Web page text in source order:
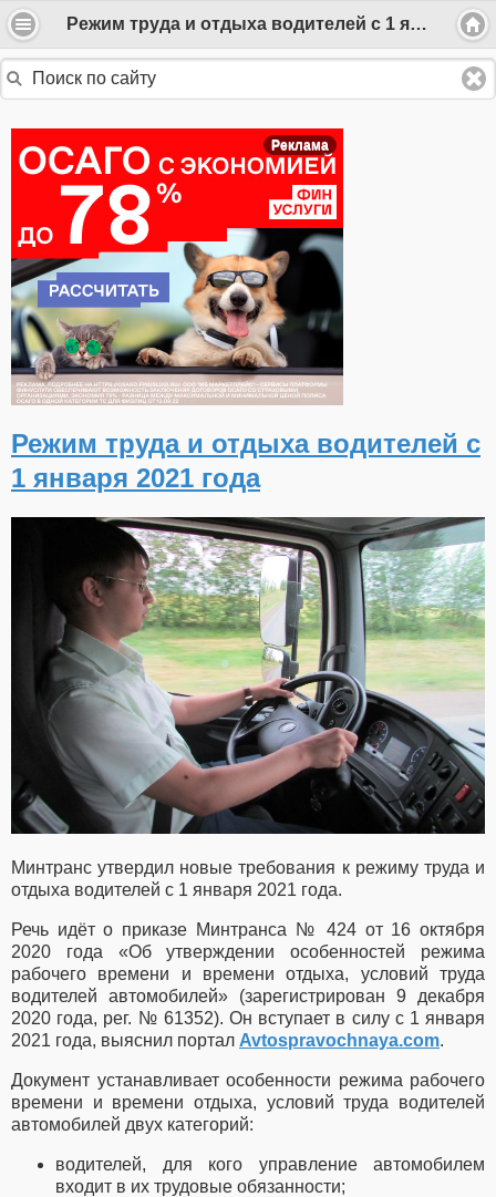
Режим труда и отдыха водителей с 1 января 2021 года
Реклама
Режим труда и отдыха водителей с
1 января 2021 года
Минтранс утвердил новые требования к режиму труда и
отдыха водителей с 1 января 2021 года.
Речь идёт о приказе Минтранса № 424 от 16 октября
2020 года «Об утверждении особенностей режима
рабочего времени и времени отдыха, условий труда
водителей автомобилей» (зарегистрирован 9 декабря
2020 года, рег. № 61352). Он вступает в силу с 1 января
2021 года, выяснил портал Avtospravochnaya.com.
Документ устанавливает особенности режима рабочего
времени и времени отдыха, условий труда водителей
автомобилей двух категорий:
водителей, для кого управление автомобилем
входит в их трудовые обязанности;